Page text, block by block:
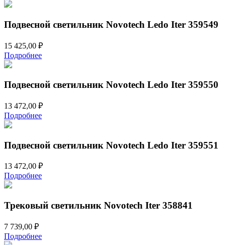
Подвесной светильник Novotech Ledo Iter 359549
15 425,00 ₽
Подробнее
Подвесной светильник Novotech Ledo Iter 359550
13 472,00 ₽
Подробнее
Подвесной светильник Novotech Ledo Iter 359551
13 472,00 ₽
Подробнее
Трековый светильник Novotech Iter 358841
7 739,00 ₽
Подробнее